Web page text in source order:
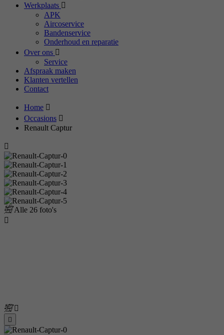
Werkplaats
APK
Aircoservice
Bandenservice
Onderhoud en reparatie
Over ons
Service
Afspraak maken
Klanten vertellen
Contact
Home
Occasions
Renault Captur
Alle 26 foto's